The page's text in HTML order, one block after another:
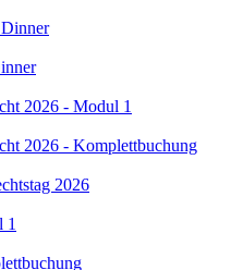
2026 - Modul 1
2026 - Komplettbuchung
2026
1